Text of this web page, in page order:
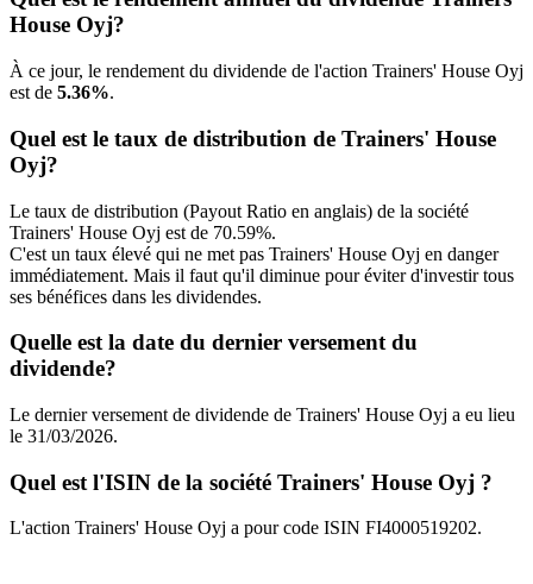
House Oyj?
À ce jour, le rendement du dividende de l'action Trainers' House Oyj
est de 5.36%.
Quel est le taux de distribution de Trainers' House
Oyj?
Le taux de distribution (Payout Ratio en anglais) de la société
Trainers' House Oyj est de 70.59%.
C'est un taux élevé qui ne met pas Trainers' House Oyj en danger
immédiatement. Mais il faut qu'il diminue pour éviter d'investir tous
ses bénéfices dans les dividendes.
Quelle est la date du dernier versement du
dividende?
Le dernier versement de dividende de Trainers' House Oyj a eu lieu
le 31/03/2026.
Quel est l'ISIN de la société Trainers' House Oyj ?
L'action Trainers' House Oyj a pour code ISIN FI4000519202.